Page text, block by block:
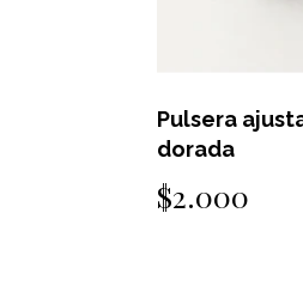
Pulsera
dorada
$2.000